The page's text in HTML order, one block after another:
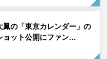
ゃんが見たい」「まだまだ
ー服とっても素敵ですね」
る。
鳳の「東京カレンダー」の
ョット公開にファン…